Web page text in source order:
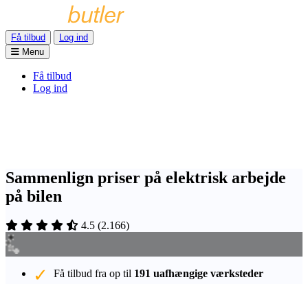
Få tilbud
Log ind
Menu
Få tilbud
Log ind
Sammenlign priser på elektrisk arbejde
på bilen
4.5 (2.166)
Få tilbud fra op til 191 uafhængige værksteder